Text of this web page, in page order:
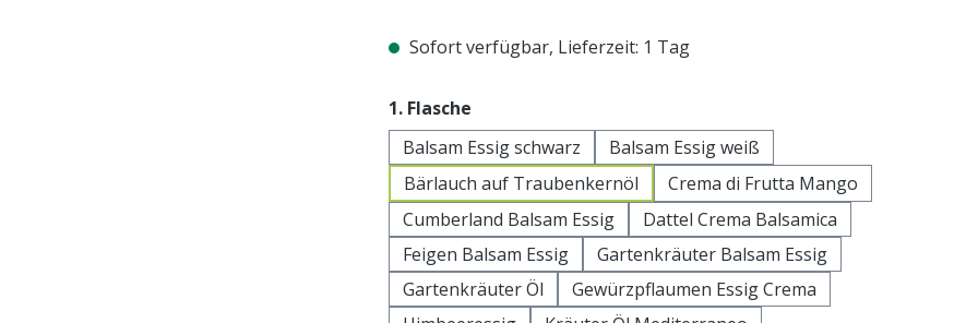
Sofort verfügbar, Lieferzeit: 1 Tag
1. Flasche
Balsam Essig schwarz
Balsam Essig weiß
Bärlauch auf Traubenkernöl
Crema di Frutta Mango
Cumberland Balsam Essig
Dattel Crema Balsamica
Feigen Balsam Essig
Gartenkräuter Balsam Essig
Gartenkräuter Öl
Gewürzpflaumen Essig Crema